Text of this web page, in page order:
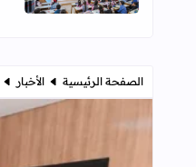
الصفحة الرئيسية الأخبار